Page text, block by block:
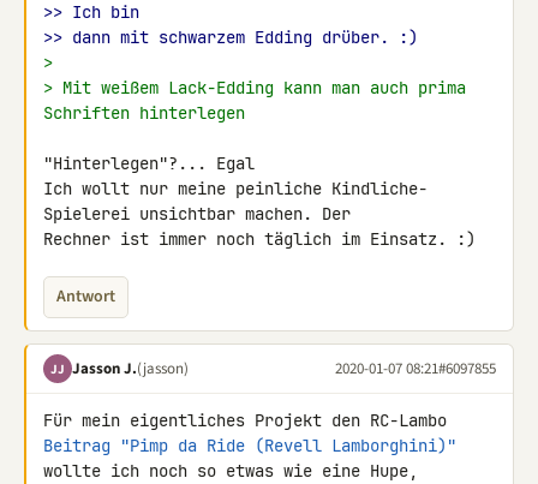
>> Ich bin
>> dann mit schwarzem Edding drüber. :)
>
> Mit weißem Lack-Edding kann man auch prima
Schriften hinterlegen
"Hinterlegen"?... Egal
Ich wollt nur meine peinliche Kindliche-
Spielerei unsichtbar machen. Der
Rechner ist immer noch täglich im Einsatz. :)
Antwort
JJ Jasson J.(jasson) 2020-01-07 08:21#6097855
Beitrag "Pimp da Ride (Revell Lamborghini)"
wollte ich noch so etwas wie eine Hupe,